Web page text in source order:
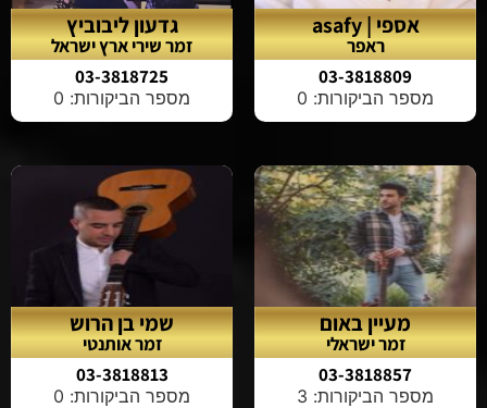
אספי | asafy
ראפר
03-3818809
מספר הביקורות: 0
גדעון ליבוביץ
זמר שירי ארץ ישראל
03-3818725
מספר הביקורות: 0
מעיין באום
זמר ישראלי
03-3818857
מספר הביקורות: 3
שמי בן הרוש
זמר אותנטי
03-3818813
מספר הביקורות: 0